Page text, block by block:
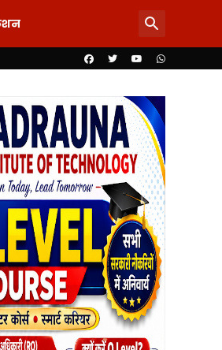
खेल या पारदर्शिता पर पर्दा? शिलापट्ट